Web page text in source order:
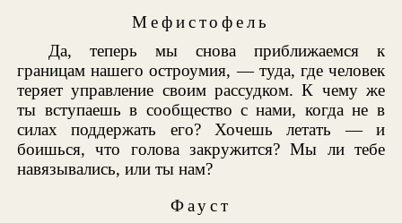
Мефистофель
Да, теперь мы снова приближаемся к
границам нашего остроумия, — туда, где человек
теряет управление своим рассудком. К чему же
ты вступаешь в сообщество с нами, когда не в
силах поддержать его? Хочешь летать — и
боишься, что голова закружится? Мы ли тебе
навязывались, или ты нам?
Фауст